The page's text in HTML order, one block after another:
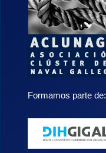
Formamos parte de: